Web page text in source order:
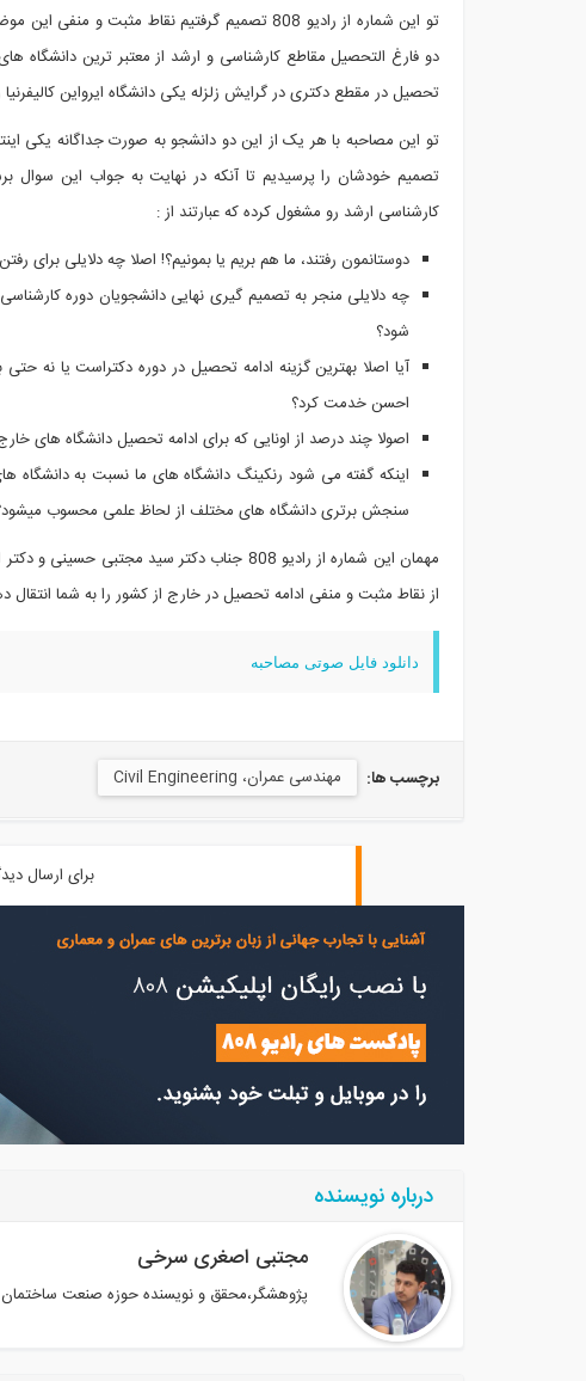
تو این شماره از رادیو 808 تصمیم گرفتیم نقاط
دو فارغ التحصیل مقاطع کارشناسی و ارشد از معتبر ترین دانشگاه
تحصیل در مقطع دکتری در گرایش زلزله یکی دانشگاه ایرواین
تو این مصاحبه با هر یک از این دو دانشجو به صورت جداگانه یکی
تصمیم خودشان را پرسیدیم تا آنکه در نهایت به جواب این سوال
کارشناسی ارشد رو مشغول کرده که عبارتند از :
دوستانمون رفتند، ما هم بریم یا بمونیم؟! اصلا چه دلایلی برای
چه دلایلی منجر به تصمیم گیری نهایی دانشجویان دوره
شود؟
آیا اصلا بهترین گزینه ادامه تحصیل در دوره دکتراست یا نه
احسن خدمت کرد؟
اصولا چند درصد از اونایی که برای ادامه تحصیل دانشگاه های
اینکه گفته می شود رنکینگ دانشگاه های ما نسبت به
سنجش برتری دانشگاه های مختلف از لحاظ علمی محسوب
مهمان این شماره از رادیو 808 جناب دکتر سید
از نقاط مثبت و منفی ادامه تحصیل در خارج از کشور را به شما انتقال
دانلود فایل صوتی مصاحبه
برچسب ها: مهندسی عمران، Civil Engineering
برای ارسال
درباره نویسنده
مجتبی اصغری سرخی
پژوهشگر،محقق و نویسنده حوزه صنعت